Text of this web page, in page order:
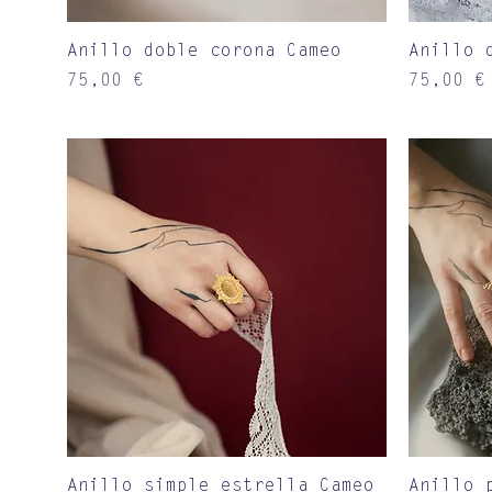
Vista rápida
Anillo doble corona Cameo
Precio
75,00 €
Anillo
Precio
75,00 €
Vista rápida
Anillo simple estrella Cameo
Anillo